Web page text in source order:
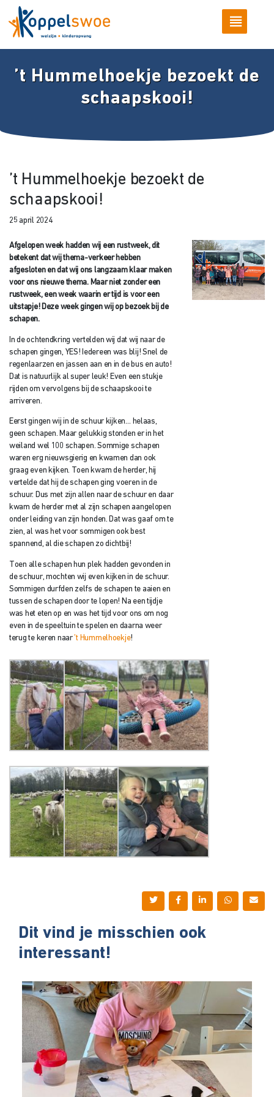
’t Hummelhoekje bezoekt de
schaapskooi!
’t Hummelhoekje bezoekt de
schaapskooi!
25 april 2024
Afgelopen week hadden wij een rustweek, dit
betekent dat wij thema-verkeer hebben
afgesloten en dat wij ons langzaam klaar maken
voor ons nieuwe thema. Maar niet zonder een
rustweek, een week waarin er tijd is voor een
uitstapje! Deze week gingen wij op bezoek bij de
schapen.
In de ochtendkring vertelden wij dat wij naar de
schapen gingen, YES! Iedereen was blij! Snel de
regenlaarzen en jassen aan en in de bus en auto!
Dat is natuurlijk al super leuk! Even een stukje
rijden om vervolgens bij de schaapskooi te
arriveren.
Eerst gingen wij in de schuur kijken… helaas,
geen schapen. Maar gelukkig stonden er in het
weiland wel 100 schapen. Sommige schapen
waren erg nieuwsgierig en kwamen dan ook
graag even kijken. Toen kwam de herder, hij
vertelde dat hij de schapen ging voeren in de
schuur. Dus met zijn allen naar de schuur en daar
kwam de herder met al zijn schapen aangelopen
onder leiding van zijn honden. Dat was gaaf om te
zien, al was het voor sommigen ook best
spannend, al die schapen zo dichtbij!
Toen alle schapen hun plek hadden gevonden in
de schuur, mochten wij even kijken in de schuur.
Sommigen durfden zelfs de schapen te aaien en
tussen de schapen door te lopen! Na een tijdje
was het eten op en was het tijd voor ons om nog
even in de speeltuin te spelen en daarna weer
terug te keren naar’t Hummelhoekje!
Dit vind je misschien ook
interessant!